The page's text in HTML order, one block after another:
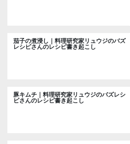
茄子の煮浸し｜料理研究家リュウジのバズ
レシピさんのレシピ書き起こし
豚キムチ｜料理研究家リュウジのバズレシ
ピさんのレシピ書き起こし